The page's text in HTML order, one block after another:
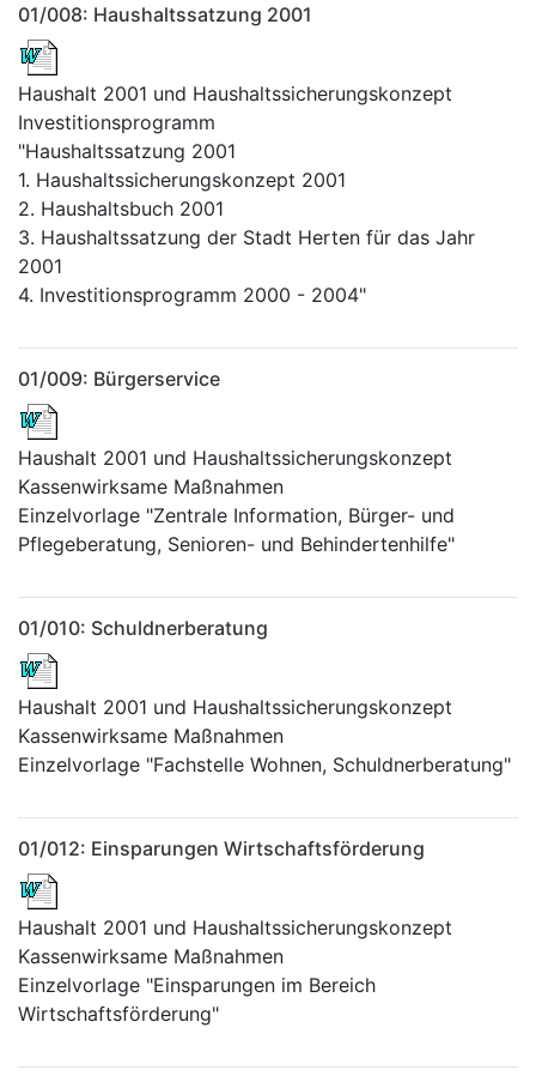
01/008: Haushaltssatzung 2001
Haushalt 2001 und Haushaltssicherungskonzept
Investitionsprogramm
"Haushaltssatzung 2001
1. Haushaltssicherungskonzept 2001
2. Haushaltsbuch 2001
3. Haushaltssatzung der Stadt Herten für das Jahr
2001
4. Investitionsprogramm 2000 - 2004"
01/009: Bürgerservice
Haushalt 2001 und Haushaltssicherungskonzept
Kassenwirksame Maßnahmen
Einzelvorlage "Zentrale Information, Bürger- und
Pflegeberatung, Senioren- und Behindertenhilfe"
01/010: Schuldnerberatung
Haushalt 2001 und Haushaltssicherungskonzept
Kassenwirksame Maßnahmen
Einzelvorlage "Fachstelle Wohnen, Schuldnerberatung"
01/012: Einsparungen Wirtschaftsförderung
Haushalt 2001 und Haushaltssicherungskonzept
Kassenwirksame Maßnahmen
Einzelvorlage "Einsparungen im Bereich
Wirtschaftsförderung"